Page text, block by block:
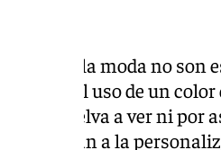
de la moda no
el uso de un
no se vuelva a ver ni
se dedican a la